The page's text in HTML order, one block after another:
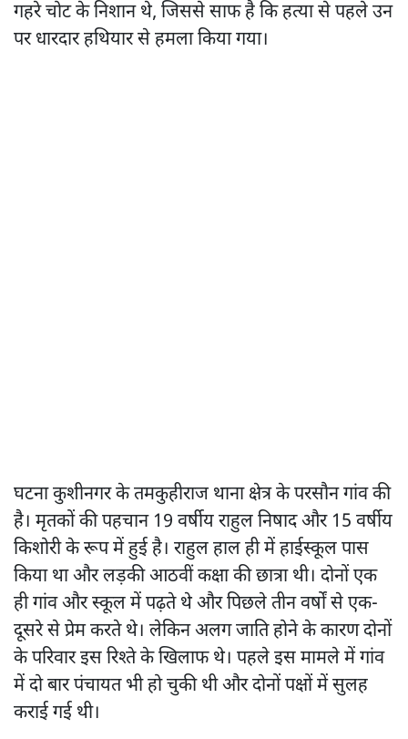
गहरे चोट के निशान थे, जिससे साफ है कि हत्या से पहले उन
पर धारदार हथियार से हमला किया गया।
घटना कुशीनगर के तमकुहीराज थाना क्षेत्र के परसौन गांव की
है। मृतकों की पहचान 19 वर्षीय राहुल निषाद और 15 वर्षीय
किशोरी के रूप में हुई है। राहुल हाल ही में हाईस्कूल पास
किया था और लड़की आठवीं कक्षा की छात्रा थी। दोनों एक
ही गांव और स्कूल में पढ़ते थे और पिछले तीन वर्षों से एक-
दूसरे से प्रेम करते थे। लेकिन अलग जाति होने के कारण दोनों
के परिवार इस रिश्ते के खिलाफ थे। पहले इस मामले में गांव
में दो बार पंचायत भी हो चुकी थी और दोनों पक्षों में सुलह
कराई गई थी।